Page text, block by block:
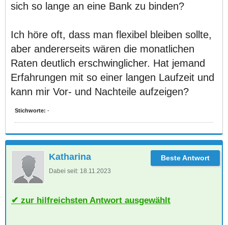
sich so lange an eine Bank zu binden?
Ich höre oft, dass man flexibel bleiben sollte,
aber andererseits wären die monatlichen
Raten deutlich erschwinglicher. Hat jemand
Erfahrungen mit so einer langen Laufzeit und
kann mir Vor- und Nachteile aufzeigen?
Stichworte: -
Katharina
Dabei seit: 18.11.2023
zur hilfreichsten Antwort ausgewählt